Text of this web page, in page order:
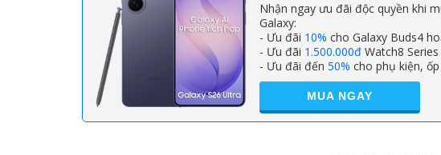
Nhận ngay ưu đãi độc quyền khi
Galaxy:
- Ưu đãi 10% cho Galaxy Buds4
- Ưu đãi 1.500.000đ Watch8
- Ưu đãi đến 50% cho phụ kiện,
MUA NGAY